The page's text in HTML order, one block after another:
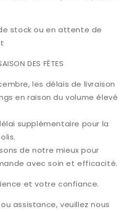
stock ou en attente de
DES FÊTES
les délais de livraison
en raison du volume élevé
supplémentaire pour la
de notre mieux pour
avec soin et efficacité.
et votre confiance.
assistance, veuillez nous